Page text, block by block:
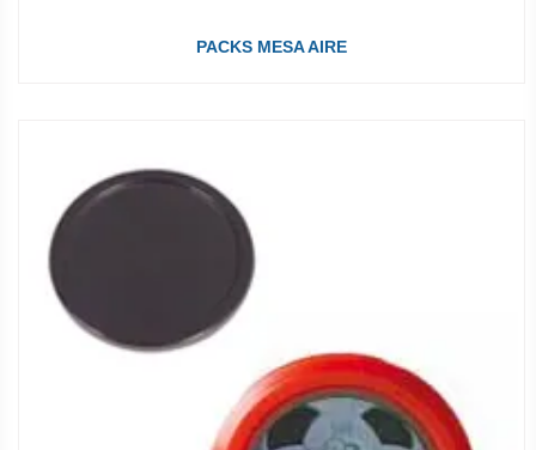
PACKS MESA AIRE